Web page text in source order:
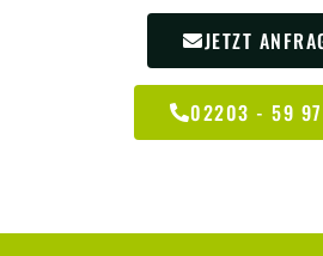
JETZT
02203 - 59